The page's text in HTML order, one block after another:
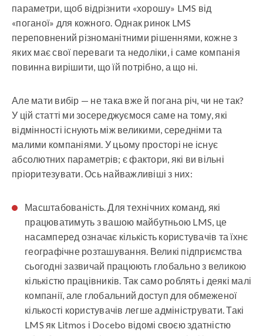
параметри, щоб відрізнити «хорошу» LMS від
«поганої» для кожного. Однак ринок LMS
переповнений різноманітними рішеннями, кожне з
яких має свої переваги та недоліки, і саме компанія
повинна вирішити, що їй потрібно, а що ні.
Але мати вибір — не така вже й погана річ, чи не так?
У цій статті ми зосереджуємося саме на тому, які
відмінності існують між великими, середніми та
малими компаніями. У цьому просторі не існує
абсолютних параметрів; є фактори, які ви вільні
пріоритезувати. Ось найважливіші з них:
Масштабованість. Для технічних команд, які
працюватимуть з вашою майбутньою LMS, це
насамперед означає кількість користувачів та їхнє
географічне розташування. Великі підприємства
сьогодні зазвичай працюють глобально з великою
кількістю працівників. Так само роблять і деякі малі
компанії, але глобальний доступ для обмеженої
кількості користувачів легше адмініструвати. Такі
LMS як Litmos і Docebo відомі своєю здатністю